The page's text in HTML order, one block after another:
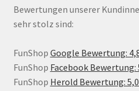
Bewertungen unserer
sehr stolz sind:
FunShop Google Bewertung:
FunShop Facebook Bewertung:
FunShop Herold Bewertung: